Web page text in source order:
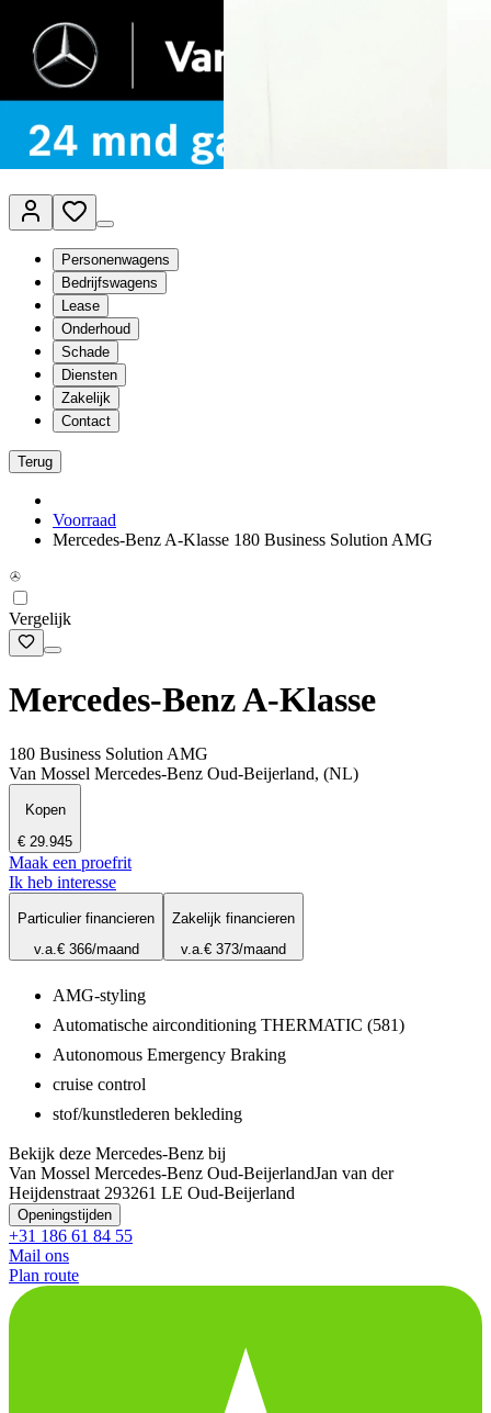
Van Mossel Automotive Group
Vestigingen
Werkplaatsplanner
Vacatures
Klantenservice
nl- Nederlands
Personenwagens
Bedrijfswagens
Lease
Onderhoud
Schade
Diensten
Zakelijk
Contact
Terug
Voorraad
Mercedes-Benz A-Klasse 180 Business Solution AMG
Vergelijk
Mercedes-Benz A-Klasse
180 Business Solution AMG
Van Mossel Mercedes-Benz Oud-Beijerland, (NL)
Kopen
€ 29.945
Maak een proefrit
Ik heb interesse
Particulier financieren
v.a.€ 366/maand
Zakelijk financieren
v.a.€ 373/maand
AMG-styling
Automatische airconditioning THERMATIC (581)
Autonomous Emergency Braking
cruise control
stof/kunstlederen bekleding
Bekijk deze Mercedes-Benz bij
Van Mossel Mercedes-Benz Oud-BeijerlandJan van der
Heijdenstraat 293261 LE Oud-Beijerland
Openingstijden
+31 186 61 84 55
Mail ons
Plan route